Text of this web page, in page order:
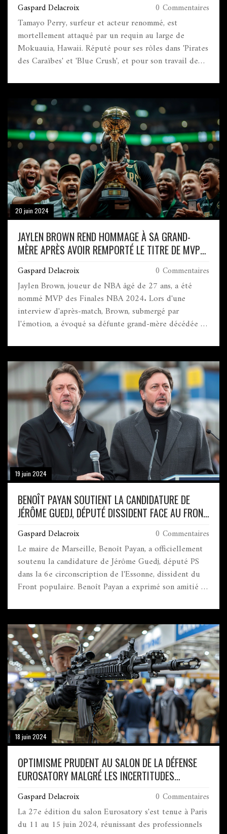
Gaspard Delacroix 0 Commentaires
Tamayo Perry, surfeur et acteur renommé, est
mortellement attaqué par un requin au large de
Mokuauia, Hawaii. Réputé pour ses rôles dans 'Pirates
des Caraïbes' et 'Blue Crush', et pour son travail de
immense pour les communautés du surf et du cinéma.
20 juin 2024
JAYLEN BROWN REND HOMMAGE À SA GRAND-
MÈRE APRÈS AVOIR REMPORTÉ LE TITRE DE MVP
Gaspard Delacroix 0 Commentaires
Jaylen Brown, joueur de NBA âgé de 27 ans, a été
nommé MVP des Finales NBA 2024. Lors d'une
interview d'après-match, Brown, submergé par
l'émotion, a évoqué sa défunte grand-mère décédée en
hommage à son importance dans sa vie. Ses paroles
émouvantes ont touché de nombreux fans.
19 juin 2024
BENOÎT PAYAN SOUTIENT LA CANDIDATURE DE
JÉRÔME GUEDJ, DÉPUTÉ DISSIDENT FACE AU FRONT
Gaspard Delacroix 0 Commentaires
Le maire de Marseille, Benoît Payan, a officiellement
soutenu la candidature de Jérôme Guedj, député PS
dans la 6e circonscription de l'Essonne, dissident du
Front populaire. Benoît Payan a exprimé son amitié et
prises de position humanistes et républicaines. Guedj
rejette l'étiquette Front populaire en raison de ses
désaccords avec La France Insoumise.
18 juin 2024
OPTIMISME PRUDENT AU SALON DE LA DÉFENSE
EUROSATORY MALGRÉ LES INCERTITUDES
Gaspard Delacroix 0 Commentaires
La 27e édition du salon Eurosatory s'est tenue à Paris
du 11 au 15 juin 2024, réunissant des professionnels